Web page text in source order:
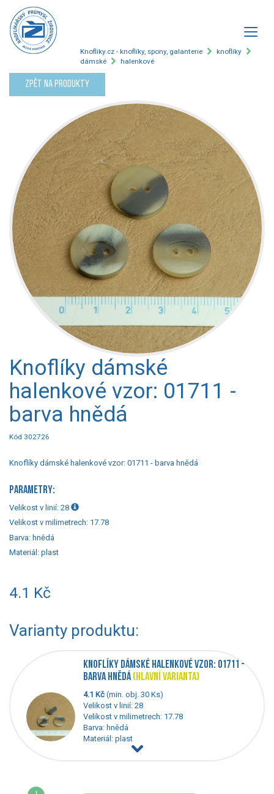
Knofliky.cz - knoflíky, spony, galanterie
knoflíky
dámské
halenkové
Zpět na produkty
Knoflíky dámské
halenkové vzor: 01711 -
barva hnědá
Kód 302726
Knoflíky dámské halenkové vzor: 01711 - barva hnědá
PARAMETRY:
Velikost v linií: 28
Velikost v milimetrech: 17.78
Barva: hnědá
Materiál: plast
4.1 Kč
Varianty produktu:
KNOFLÍKY DÁMSKÉ HALENKOVÉ VZOR: 01711 -
BARVA HNĚDÁ(HLAVNÍ VARIANTA)
4.1 Kč (min. obj. 30 Ks)
Velikost v linií: 28
Velikost v milimetrech: 17.78
Barva: hnědá
Materiál: plast